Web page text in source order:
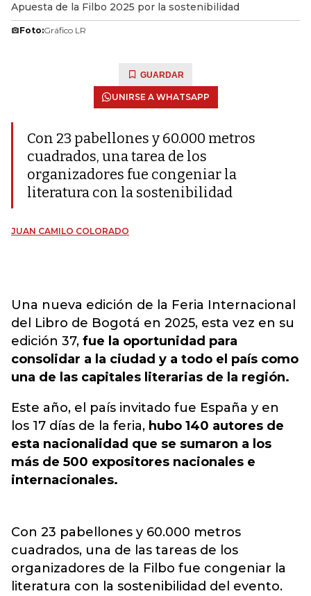
Apuesta de la Filbo 2025 por la sostenibilidad
Foto:Gráfico LR
GUARDAR
UNIRSE A WHATSAPP
Con 23 pabellones y 60.000 metros
cuadrados, una tarea de los
organizadores fue congeniar la
literatura con la sostenibilidad
JUAN CAMILO COLORADO
Una nueva edición de la Feria Internacional
del Libro de Bogotá en 2025, esta vez en su
edición 37, fue la oportunidad para
consolidar a la ciudad y a todo el país como
una de las capitales literarias de la región.
Este año, el país invitado fue España y en
los 17 días de la feria, hubo 140 autores de
esta nacionalidad que se sumaron a los
más de 500 expositores nacionales e
internacionales.
Con 23 pabellones y 60.000 metros
cuadrados, una de las tareas de los
organizadores de la Filbo fue congeniar la
literatura con la sostenibilidad del evento.